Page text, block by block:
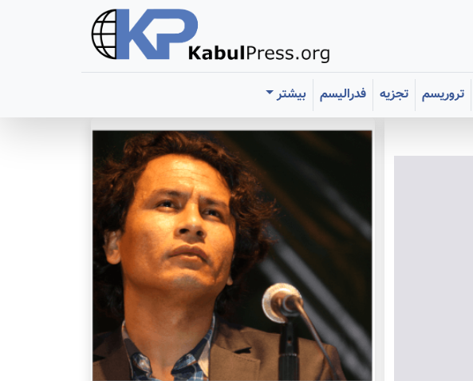
تروریسم تجزیه فدرالیسم
بیشتر